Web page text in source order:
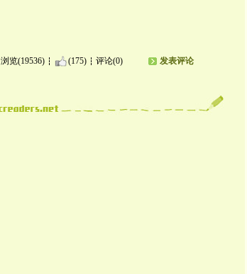
浏览(19536) (175) 评论(0) 发表评论